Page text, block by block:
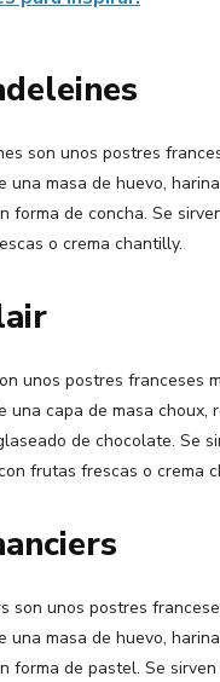
son unos postres
una masa de huevo,
forma de concha. Se
o crema chantilly.
unos postres franceses
una capa de masa choux,
de chocolate. Se
frutas frescas o crema
son unos postres
una masa de huevo,
forma de pastel. Se